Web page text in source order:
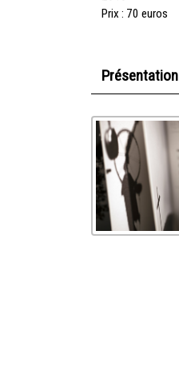
Prix : 70 euros
Présentation